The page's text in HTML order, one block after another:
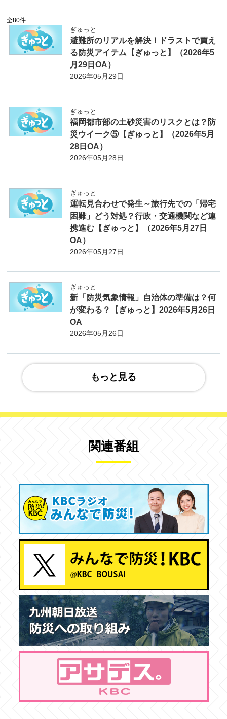
全80件
ぎゅっと
避難所のリアルを解決！ドラストで買え
る防災アイテム【ぎゅっと】（2026年5
月29日OA）
2026年05月29日
ぎゅっと
福岡都市部の土砂災害のリスクとは？防
災ウイーク⑤【ぎゅっと】（2026年5月
28日OA）
2026年05月28日
ぎゅっと
運転見合わせで発生～旅行先での「帰宅
困難」どう対処？行政・交通機関など連
携進む【ぎゅっと】（2026年5月27日
OA）
2026年05月27日
ぎゅっと
新「防災気象情報」自治体の準備は？何
が変わる？【ぎゅっと】2026年5月26日
OA
2026年05月26日
もっと見る
関連番組